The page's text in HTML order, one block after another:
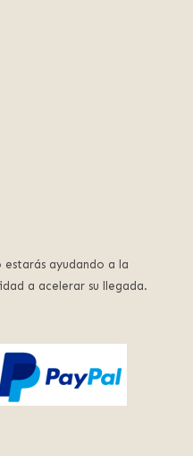
ayudando a la
a acelerar su llegada.